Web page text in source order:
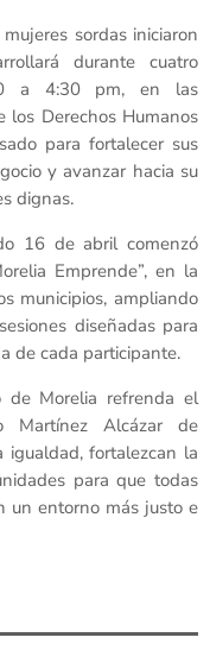
sordas iniciaron
durante cuatro
a 4:30 pm, en las
los Derechos Humanos
para fortalecer sus
y avanzar hacia su
dignas.
16 de abril comenzó
Emprende”, en la
municipios, ampliando
diseñadas para
de cada participante.
de Morelia refrenda el
Martínez Alcázar de
igualdad, fortalezcan la
para que todas
un entorno más justo e